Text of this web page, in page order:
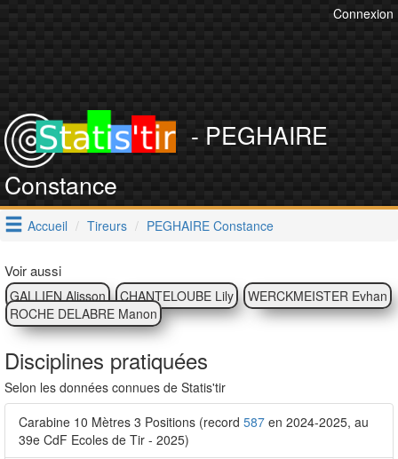
Connexion
- PEGHAIRE
Constance
Accueil Tireurs PEGHAIRE Constance
Voir aussi
GALLIEN Alisson CHANTELOUBE Lily
WERCKMEISTER Evhan
ROCHE DELABRE Manon
Disciplines pratiquées
Selon les données connues de Statis'tir
Carabine 10 Mètres 3 Positions (record 587 en 2024-2025, au
39e CdF Ecoles de Tir - 2025)